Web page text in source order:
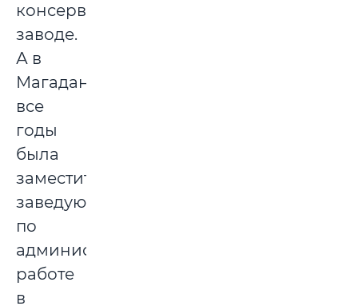
консервном
заводе.
А в
Магадане
все
годы
была
заместителем
заведующего
по
административной
работе
в